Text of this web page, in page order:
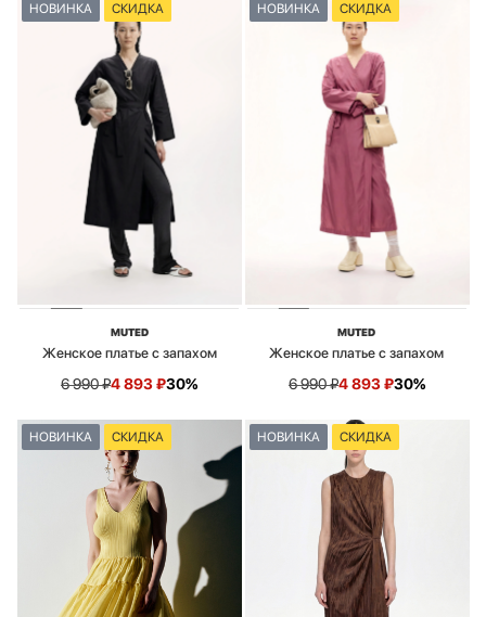
НОВИНКА СКИДКА
MUTED
Женское платье с запахом
6 990₽4 893₽30%
НОВИНКА СКИДКА
MUTED
Женское платье с запахом
6 990₽4 893₽30%
НОВИНКА СКИДКА НОВИНКА СКИДКА